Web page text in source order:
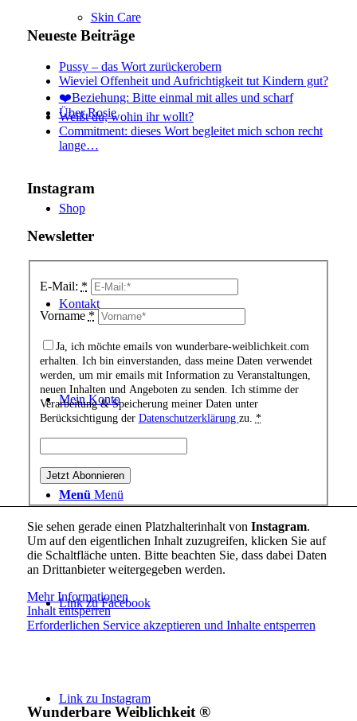
Skin Care
Über Rosie
Shop
Kontakt
Mein Konto
Menü Menü
Link zu Facebook
Link zu Instagram
Neueste Beiträge
Pussy – das Wort zurückerobern
Wieviel Offenheit und Aufrichtigkeit tut Kindern gut?
❤️Beziehung: Bitte einmal mit alles und scharf
Weißt du, wohin ihr wollt?
Commitment: dieses Wort begleitet mich schon recht
lange…
Instagram
Newsletter
E-Mail: *
Vorname *
Ja, ich möchte emails von wunderbare-weiblichkeit.com
erhalten. Ich bin einverstanden, dass meine Daten verwendet
werden, um mir emails mit Information zu Veranstaltungen,
neuen Inhalten und Angeboten zu senden. Ich stimme der
Verarbeitung & Speicherung meiner Daten unter
Berücksichtigung der Datenschutzerklärung zu. *
Sie sehen gerade einen Platzhalterinhalt von Instagram.
Um auf den eigentlichen Inhalt zuzugreifen, klicken Sie auf
die Schaltfläche unten. Bitte beachten Sie, dass dabei Daten
an Drittanbieter weitergegeben werden.
Mehr Informationen
Inhalt entsperren
Erforderlichen Service akzeptieren und Inhalte entsperren
Wunderbare Weiblichkeit ®